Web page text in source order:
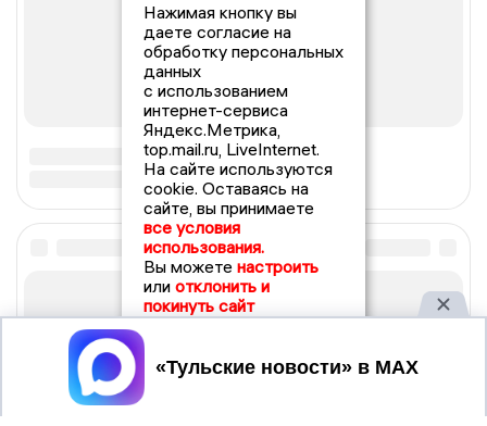
Нажимая кнопку вы
даете согласие на
обработку персональных
данных
с использованием
интернет-сервиса
Яндекс.Метрика,
top.mail.ru, LiveInternet.
На сайте используются
cookie. Оставаясь на
сайте, вы принимаете
все условия
использования.
Вы можете настроить
или отклонить и
покинуть сайт
Принять